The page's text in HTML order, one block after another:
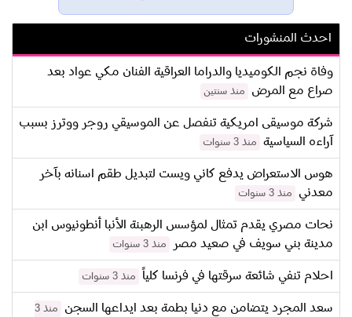
احدث المنشورات
وفاة نجم الكوميديا والدراما العراقية الفنان مكي عواد بعد
صراع مع المرض
منذ سنتين
شركة موسيقى امريكية تنفصل عن الموسيقي روجر ووترز بسبب
آراءه السياسية
منذ 3 سنوات
هوس الاستعراض يدفع كاني ويست لتبديل طقم اسنانه بآخر
معدني
منذ 3 سنوات
نحات مصري يقدم تمثال لمؤسس الرهبنة الأنبا أنطونيوس ابن
مدينة بني سويف في صعيد مصر
منذ 3 سنوات
احلام تنفي شائعة سرقتها في فرنسا كلياً منذ 3 سنوات
سعد المجرد يتضامن مع دنيا بطمة بعد ايداعها السجن
منذ 3